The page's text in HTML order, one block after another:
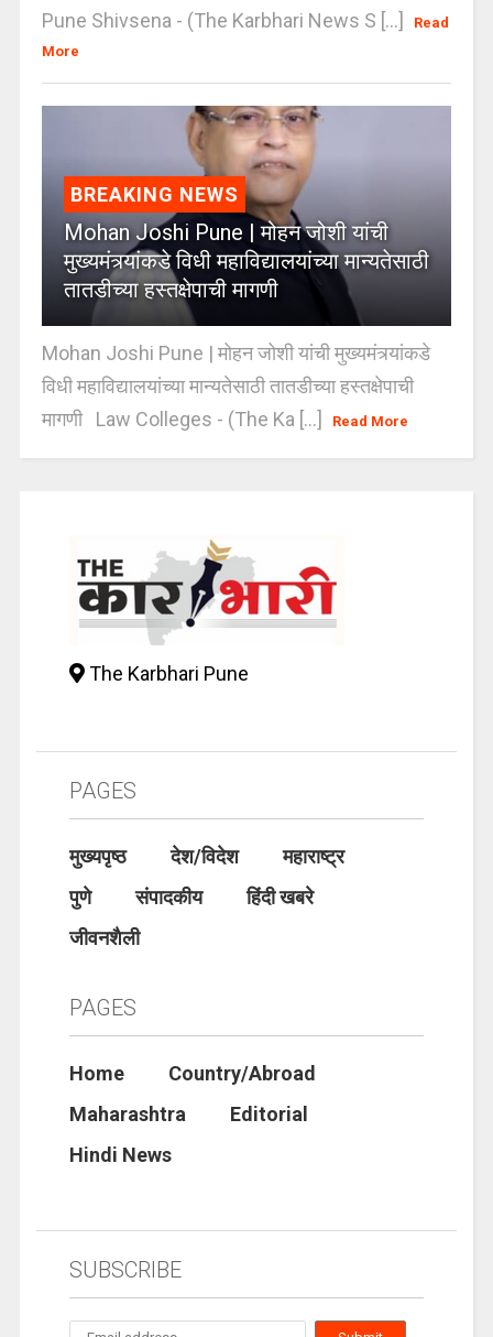
Pune Shivsena - (The Karbhari News S [...]
Read
More
BREAKING NEWS
Mohan Joshi Pune | मोहन जोशी यांची
मुख्यमंत्र्यांकडे विधी महाविद्यालयांच्या मान्यतेसाठी
तातडीच्या हस्तक्षेपाची मागणी
Mohan Joshi Pune | मोहन जोशी यांची मुख्यमंत्र्यांकडे
विधी महाविद्यालयांच्या मान्यतेसाठी तातडीच्या हस्तक्षेपाची
मागणी Law Colleges - (The Ka [...]
Read More
The Karbhari Pune
PAGES
मुख्यपृष्ठ देश/विदेश
महाराष्ट्र
पुणे
संपादकीय
हिंदी खबरे
जीवनशैली
PAGES
Home
Country/Abroad
Maharashtra
Editorial
Hindi News
SUBSCRIBE